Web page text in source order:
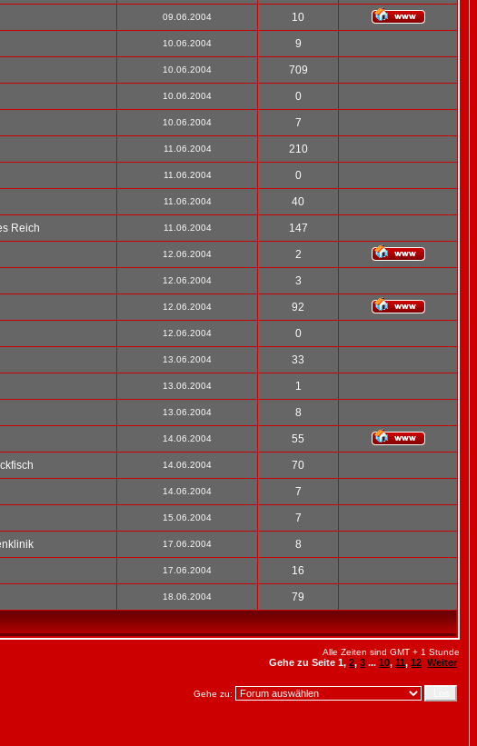
09.06.2004 10
10.06.2004 9
10.06.2004 709
10.06.2004 0
10.06.2004 7
11.06.2004 210
11.06.2004 0
11.06.2004 40
Reich 11.06.2004 147
12.06.2004 2
12.06.2004 3
12.06.2004 92
12.06.2004 0
13.06.2004 33
13.06.2004 1
13.06.2004 8
14.06.2004 55
14.06.2004 70
14.06.2004 7
15.06.2004 7
17.06.2004 8
17.06.2004 16
18.06.2004 79
Alle Zeiten sind GMT + 1 Stunde
Gehe zu Seite 1, 2, 3 ... 10, 11, 12 Weiter
Gehe zu: